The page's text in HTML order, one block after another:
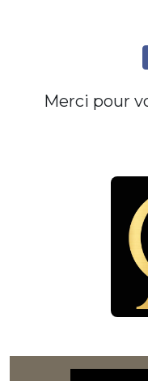
Merci pour